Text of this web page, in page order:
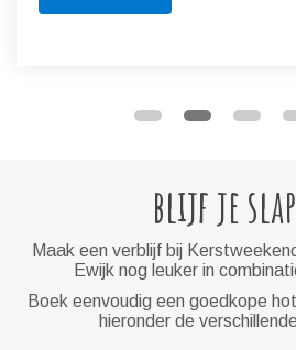
blijf je
Maak een verblijf bij
Ewijk nog leuker in
Boek eenvoudig een goedkope
hieronder de